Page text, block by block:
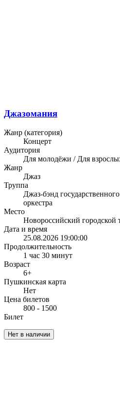
Джазомания
Жанр (категория)
Концерт
Аудитория
Для молодёжи / Для
Жанр
Джаз
Труппа
Джаз-бэнд
оркестра
Место
Новороссийский городской
Дата и время
25.08.2026 19:00:00
Продолжительность
1 час 30 минут
Возраст
6+
Пушкинская карта
Нет
Цена билетов
800 - 1500
Билет
Нет в наличии